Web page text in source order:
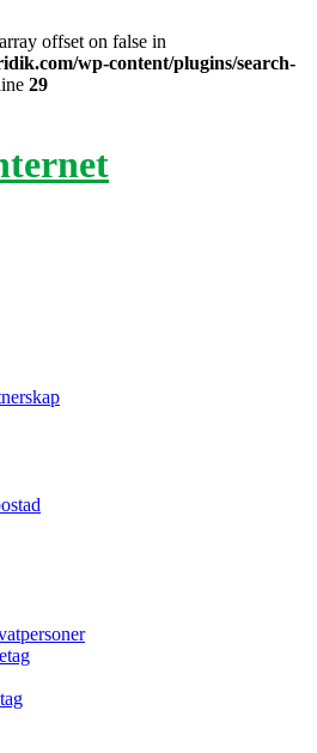
offset on false in
wp-content/plugins/search-
29